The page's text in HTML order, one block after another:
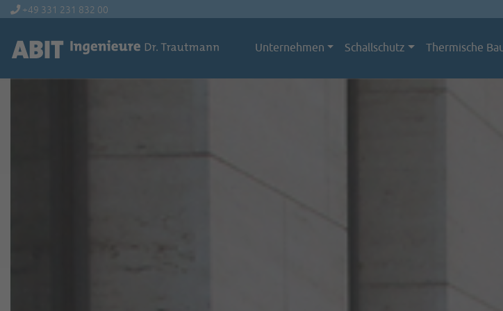
+49 331 231 832 00
Unternehmen Schallschutz Thermische